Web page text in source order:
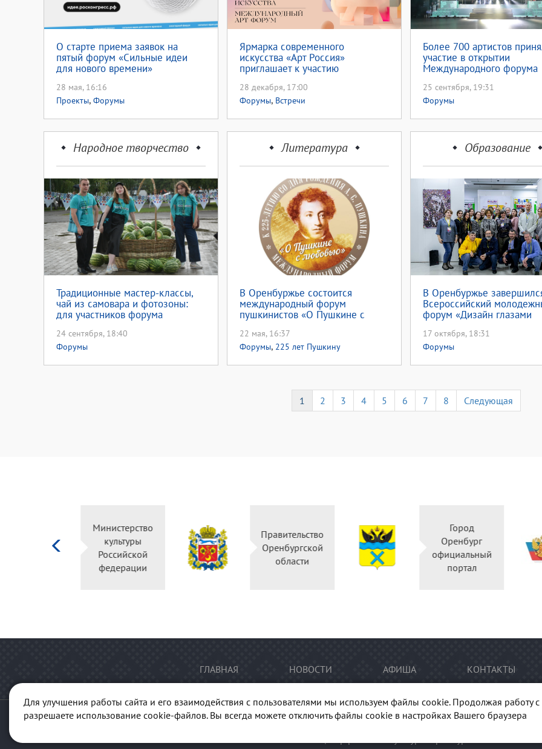
О старте приема заявок на
пятый форум «Сильные идеи
для нового времени»
28 мая, 16:16
Проекты, Форумы
Ярмарка современного
искусства «Арт Россия»
приглашает к участию
28 декабря, 17:00
Форумы, Встречи
Более 700 артистов
участие в открытии
Международного форума
25 сентября, 19:31
Форумы
Народное творчество
Традиционные мастер-классы,
чай из самовара и фотозоны:
для участников форума
тематические площадки
24 сентября, 18:40
Форумы
Литература
В Оренбуржье состоится
международный форум
пушкинистов «О Пушкине с
22 мая, 16:37
Форумы, 225 лет Пушкину
Образование
В Оренбуржье
Всероссийский
форум «Дизайн глазами
17 октября, 18:31
Форумы
1 2 3 4 5 6 7 8 Следующая
Министерство
культуры
Российской
федерации
Правительство
Оренбургской
области
Для улучшения работы сайта и его взаимодействия с пользователями мы используем файлы cookie. Продолжая работу
разрешаете использование cookie-файлов. Вы всегда можете отключить файлы cookie в настройках Вашего браузера
ГЛАВНАЯ НОВОСТИ АФИША КОНТАКТЫ